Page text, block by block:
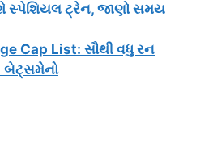
સ્પેશિયલ ટ્રેન, જાણો સમય
Cap List: સૌથી વધુ રન
બેટ્સમેનો